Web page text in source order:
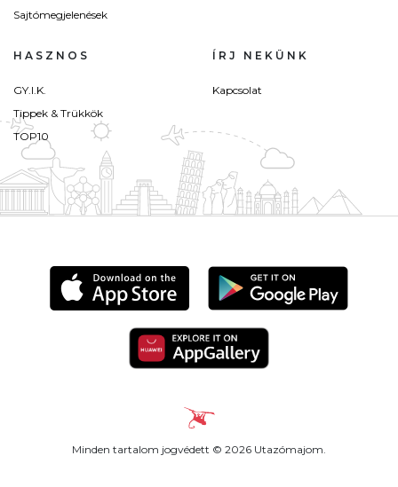
Sajtómegjelenések
HASZNOS
GY.I.K.
Tippek & Trükkök
TOP10
ÍRJ NEKÜNK
Kapcsolat
Minden tartalom jogvédett © 2026 Utazómajom.